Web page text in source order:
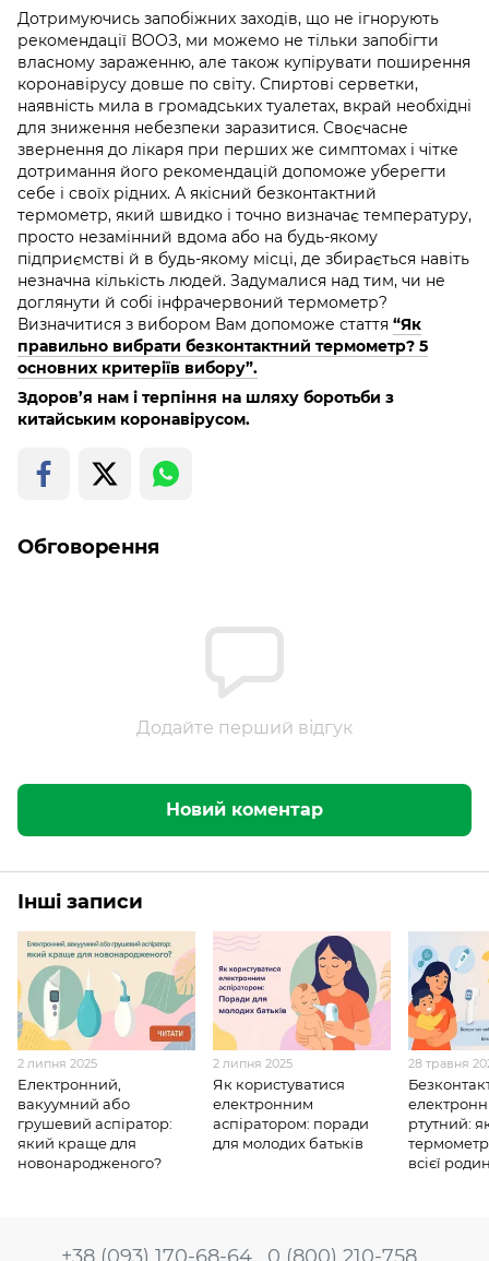
Дотримуючись запобіжних заходів, що не ігнорують
рекомендації ВООЗ, ми можемо не тільки запобігти
власному зараженню, але також купірувати поширення
коронавірусу довше по світу. Спиртові серветки,
наявність мила в громадських туалетах, вкрай необхідні
для зниження небезпеки заразитися. Своєчасне
звернення до лікаря при перших же симптомах і чітке
дотримання його рекомендацій допоможе уберегти
себе і своїх рідних. А якісний безконтактний
термометр, який швидко і точно визначає температуру,
просто незамінний вдома або на будь-якому
підприємстві й в будь-якому місці, де збирається навіть
незначна кількість людей. Задумалися над тим, чи не
доглянути й собі інфрачервоний термометр?
Визначитися з вибором Вам допоможе стаття “Як
правильно вибрати безконтактний термометр? 5
основних критеріїв вибору”.
Здоров’я нам і терпіння на шляху боротьби з
китайським коронавірусом.
Обговорення
Додайте перший відгук
Новий коментар
Інші записи
2 липня 2025
Електронний,
вакуумний або
грушевий аспіратор:
який краще для
новонародженого?
2 липня 2025
Як користуватися
електронним
аспіратором: поради
для молодих батьків
28 травня
ртутний:
всієї